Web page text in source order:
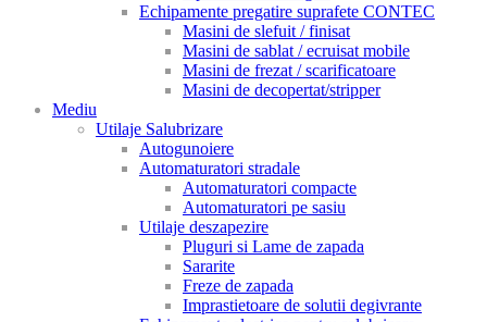
Echipamente pregatire suprafete CONTEC
Masini de slefuit / finisat
Masini de sablat / ecruisat mobile
Masini de frezat / scarificatoare
Masini de decopertat/stripper
Mediu
Utilaje Salubrizare
Autogunoiere
Automaturatori stradale
Automaturatori compacte
Automaturatori pe sasiu
Utilaje deszapezire
Pluguri si Lame de zapada
Sararite
Freze de zapada
Imprastietoare de solutii degivrante